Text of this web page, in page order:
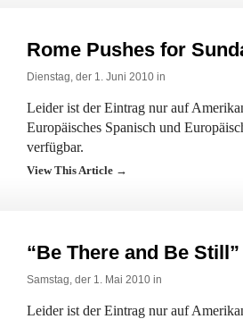
Rome Pushes for
Dienstag, der 1. Juni 2010 in
Leider ist der Eintrag nur auf
Europäisches Spanisch und
verfügbar.
View This Article →
“Be There and Be Still”
Samstag, der 1. Mai 2010 in
Leider ist der Eintrag nur auf